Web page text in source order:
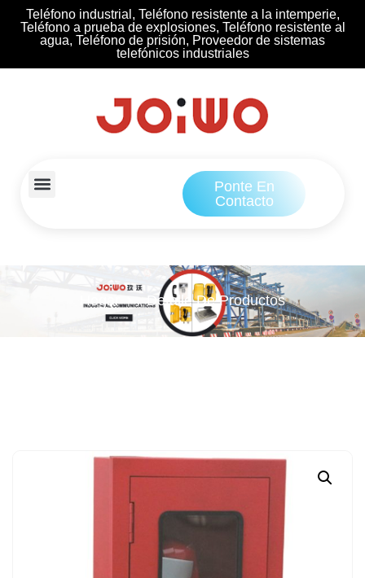
Teléfono industrial, Teléfono resistente a la intemperie,
Teléfono a prueba de explosiones, Teléfono resistente al
agua, Teléfono de prisión, Proveedor de sistemas
telefónicos industriales
Ponte En
Contacto
Hogar Detalle De Productos